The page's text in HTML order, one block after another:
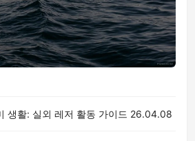
생활: 실외 레저 활동 가이드 26.04.08